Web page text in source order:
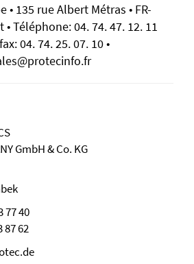
• 135 rue Albert Métras • FR-
• Téléphone: 04. 74. 47. 12. 11
04. 74. 25. 07. 10 •
GmbH & Co. KG
77 40
87 62